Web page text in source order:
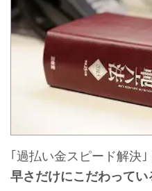
｢過払い金スピード解決｣
早さだけにこだわってい